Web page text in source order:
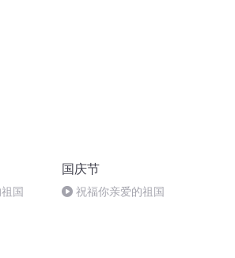
国
国庆节
祝福你亲爱的祖国